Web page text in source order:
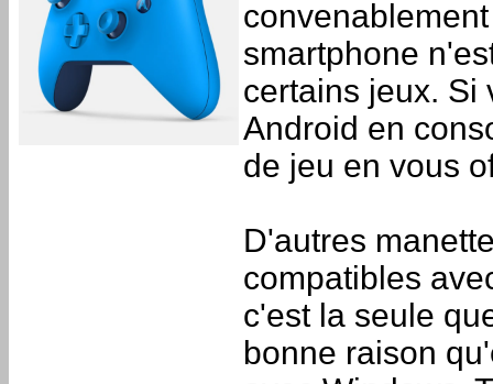
smartphone
certains jeux. Si
Android en
de jeu en vous
D'autres
compatibles
c'est la seule
bonne raison